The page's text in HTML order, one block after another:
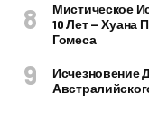
Мистическое
10 Лет — Хуана
Гомеса
Исчезновение